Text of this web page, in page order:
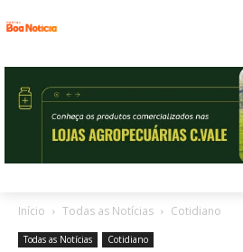
Início Todas as Notícias Cotidiano
Todas as Notícias Cotidiano